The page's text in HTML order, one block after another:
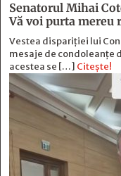
Senatorul Mihai
Vă voi purta mereu
Vestea dispariției lui
mesaje de condoleanțe
acestea se […] Citește!